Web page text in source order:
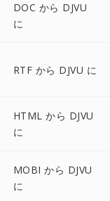
DOC から DJVU
に
RTF から DJVU に
HTML から DJVU
に
MOBI から DJVU
に